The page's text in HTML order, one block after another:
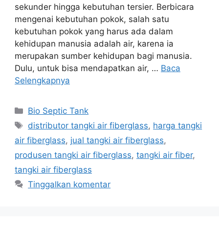
sekunder hingga kebutuhan tersier. Berbicara
mengenai kebutuhan pokok, salah satu
kebutuhan pokok yang harus ada dalam
kehidupan manusia adalah air, karena ia
merupakan sumber kehidupan bagi manusia.
Dulu, untuk bisa mendapatkan air, … Baca
Selengkapnya
Kategori
Bio Septic Tank
Tag
distributor tangki air fiberglass, harga tangki
air fiberglass, jual tangki air fiberglass,
produsen tangki air fiberglass, tangki air fiber,
tangki air fiberglass
Tinggalkan komentar